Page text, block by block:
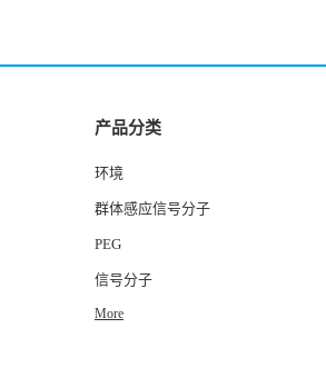
产品分类
环境
群体感应信号分子
PEG
信号分子
More